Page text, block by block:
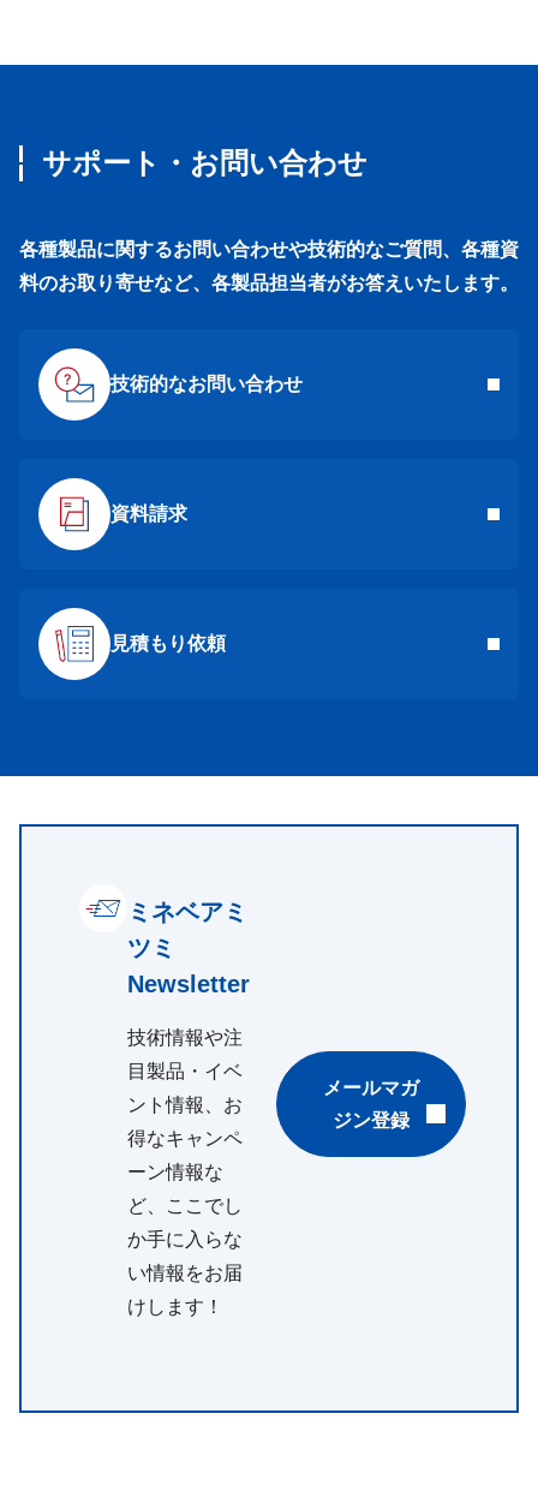
サポート・お問い合わせ
各種製品に関するお問い合わせや技術的なご質問、各種資
料のお取り寄せなど、各製品担当者がお答えいたします。
技術的なお問い合わせ
資料請求
見積もり依頼
ミネベアミ
ツミ
Newsletter
技術情報や注
目製品・イベ
ント情報、お
得なキャンペ
ーン情報な
ど、ここでし
か手に入らな
い情報をお届
けします！
メールマガ
ジン登録